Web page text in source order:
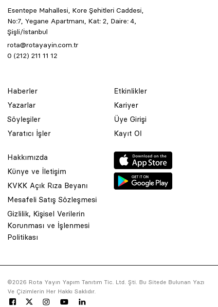
Esentepe Mahallesi, Kore Şehitleri Caddesi,
No:7, Yegane Apartmanı, Kat: 2, Daire: 4,
Şişli/İstanbul
rota@rotayayin.com.tr
0 (212) 211 11 12
Haberler
Yazarlar
Söyleşiler
Yaratıcı İşler
Etkinlikler
Kariyer
Üye Girişi
Kayıt Ol
Hakkımızda
Künye ve İletişim
KVKK Açık Rıza Beyanı
Mesafeli Satış Sözleşmesi
Gizlilik, Kişisel Verilerin
Korunması ve İşlenmesi
Politikası
©2026 Rota Yayın Yapım Tanıtım Tic. Ltd. Şti. Bu Sitede Bulunan Yazı
Ve Çizimlerin Her Hakkı Saklıdır.
© 2001 Rota Yayın Yapım Tanıtım Tic. Ltd. Şti. Bu Sitede Bulunan
Asquared WordPress Agencytarafından tasarlanmış ve